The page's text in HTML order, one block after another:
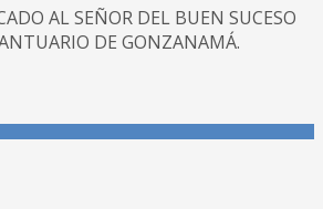
AL SEÑOR DEL BUEN SUCESO
DE GONZANAMÁ.